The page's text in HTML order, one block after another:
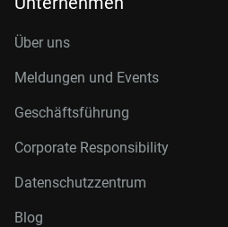
Über uns
Meldungen und Events
Geschäftsführung
Corporate Responsibility
Datenschutzzentrum
Blog